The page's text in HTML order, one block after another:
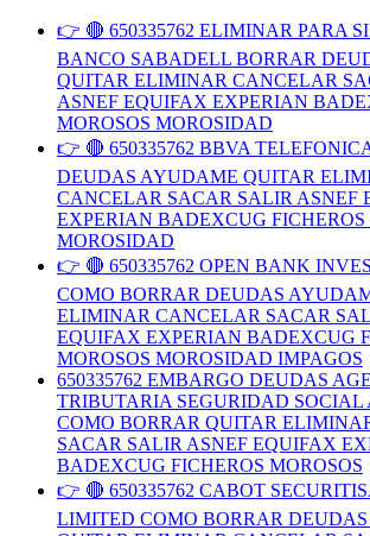
👉 🔴 650335762 ELIMINAR PARA
BANCO SABADELL BORRAR
QUITAR ELIMINAR CANCELAR
ASNEF EQUIFAX EXPERIAN
MOROSOS MOROSIDAD
👉 🔴 650335762 BBVA
DEUDAS AYUDAME QUITAR
CANCELAR SACAR SALIR ASNEF
EXPERIAN BADEXCUG FICHEROS
MOROSIDAD
👉 🔴 650335762 OPEN BANK
COMO BORRAR DEUDAS
ELIMINAR CANCELAR SACAR
EQUIFAX EXPERIAN BADEXCUG
MOROSOS MOROSIDAD IMPAGOS
650335762 EMBARGO DEUDAS
TRIBUTARIA SEGURIDAD SOCIAL
COMO BORRAR QUITAR
SACAR SALIR ASNEF EQUIFAX
BADEXCUG FICHEROS MOROSOS
👉 🔴 650335762 CABOT
LIMITED COMO BORRAR